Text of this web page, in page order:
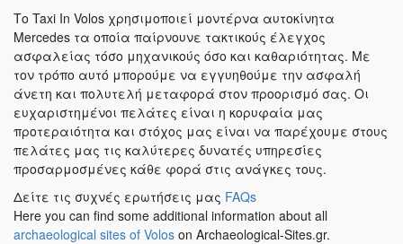
Το Taxi In Volos χρησιμοποιεί μοντέρνα αυτοκίνητα
Mercedes τα οποία παίρνουνε τακτικούς έλεγχος
ασφαλείας τόσο μηχανικούς όσο και καθαριότητας. Με
τον τρόπο αυτό μπορούμε να εγγυηθούμε την ασφαλή
άνετη και πολυτελή μεταφορά στον προορισμό σας. Οι
ευχαριστημένοι πελάτες είναι η κορυφαία μας
προτεραιότητα και στόχος μας είναι να παρέχουμε στους
πελάτες μας τις καλύτερες δυνατές υπηρεσίες
προσαρμοσμένες κάθε φορά στις ανάγκες τους.
Δείτε τις συχνές ερωτήσεις μας FAQs
Here you can find some additional information about all
archaeological sites of Volos on Archaeological-Sites.gr.